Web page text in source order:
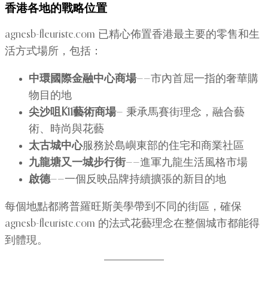
香港各地的戰略位置
agnesb-fleuriste.com 已精心佈置香港最主要的零售和生
活方式場所，包括：
中環國際金融中心商場——市內首屈一指的奢華購
物目的地
尖沙咀K11藝術商場— 秉承馬賽街理念，融合藝
術、時尚與花藝
太古城中心服務於島嶼東部的住宅和商業社區
九龍塘又一城​​步行街——進軍九龍生活風格市場
啟德——一個反映品牌持續擴張的新目的地
每個地點都將普羅旺斯美學帶到不同的街區，確保
agnesb-fleuriste.com 的法式花藝理念在整個城市都能得
到體現。